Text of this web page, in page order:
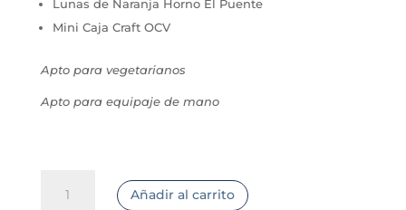
Lunas de Naranja Horno El Puente
Mini Caja Craft OCV
Apto para vegetarianos
Apto para equipaje de mano
Añadir al carrito